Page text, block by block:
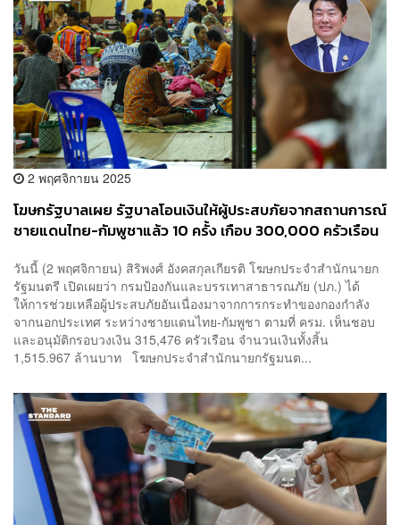
2 พฤศจิกายน 2025
โฆษกรัฐบาลเผย รัฐบาลโอนเงินให้ผู้ประสบภัยจากสถานการณ์
ชายแดนไทย-กัมพูชาแล้ว 10 ครั้ง เกือบ 300,000 ครัวเรือน
วันนี้ (2 พฤศจิกายน) สิริพงศ์ อังคสกุลเกียรติ โฆษกประจำสำนักนายก
รัฐมนตรี เปิดเผยว่า กรมป้องกันและบรรเทาสาธารณภัย (ปภ.) ได้
ให้การช่วยเหลือผู้ประสบภัยอันเนื่องมาจากการกระทำของกองกำลัง
จากนอกประเทศ ระหว่างชายแดนไทย-กัมพูชา ตามที่ ครม. เห็นชอบ
และอนุมัติกรอบวงเงิน 315,476 ครัวเรือน จำนวนเงินทั้งสิ้น
1,515.967 ล้านบาท โฆษกประจำสำนักนายกรัฐมนต...